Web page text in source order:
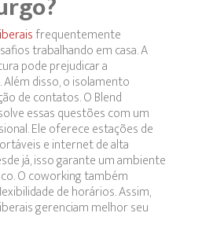
frequentemente
trabalhando em casa. A
pode prejudicar a
disso, o isolamento
de contatos. O Blend
essas questões com um
Ele oferece estações de
e internet de alta
já, isso garante um ambiente
O coworking também
de horários. Assim,
gerenciam melhor seu